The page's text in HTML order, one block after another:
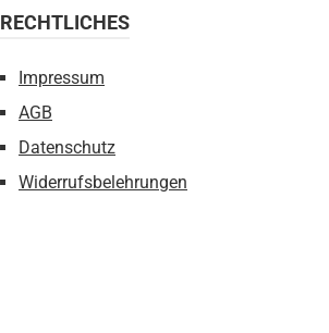
RECHTLICHES
Impressum
AGB
Datenschutz
Widerrufsbelehrungen